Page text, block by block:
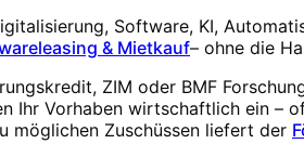
Software, KI,
& Mietkauf– ohne die
ZIM oder BMF
Ihr Vorhaben wirtschaftlich ein –
möglichen Zuschüssen liefert der